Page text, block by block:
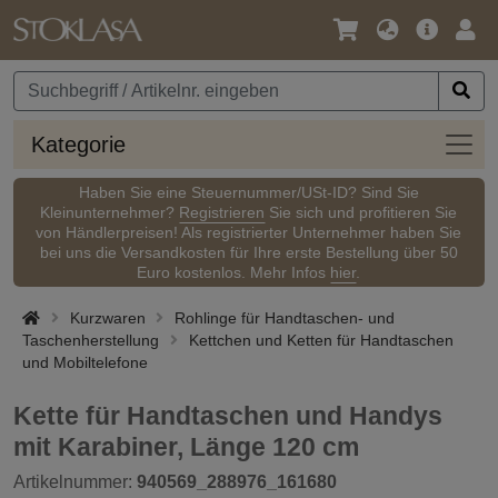
Sprache
Währung
Kategorie
Haben Sie eine Steuernummer/USt-ID? Sind Sie
Kleinunternehmer? Registrieren Sie sich und profitieren Sie
von Händlerpreisen! Als registrierter Unternehmer haben Sie
bei uns die Versandkosten für Ihre erste Bestellung über 50
Euro kostenlos. Mehr Infos hier.
Kurzwaren
Rohlinge für Handtaschen- und
Taschenherstellung
Kettchen und Ketten für Handtaschen
und Mobiltelefone
Kette für Handtaschen und Handys
mit Karabiner, Länge 120 cm
Artikelnummer: 940569_288976_161680